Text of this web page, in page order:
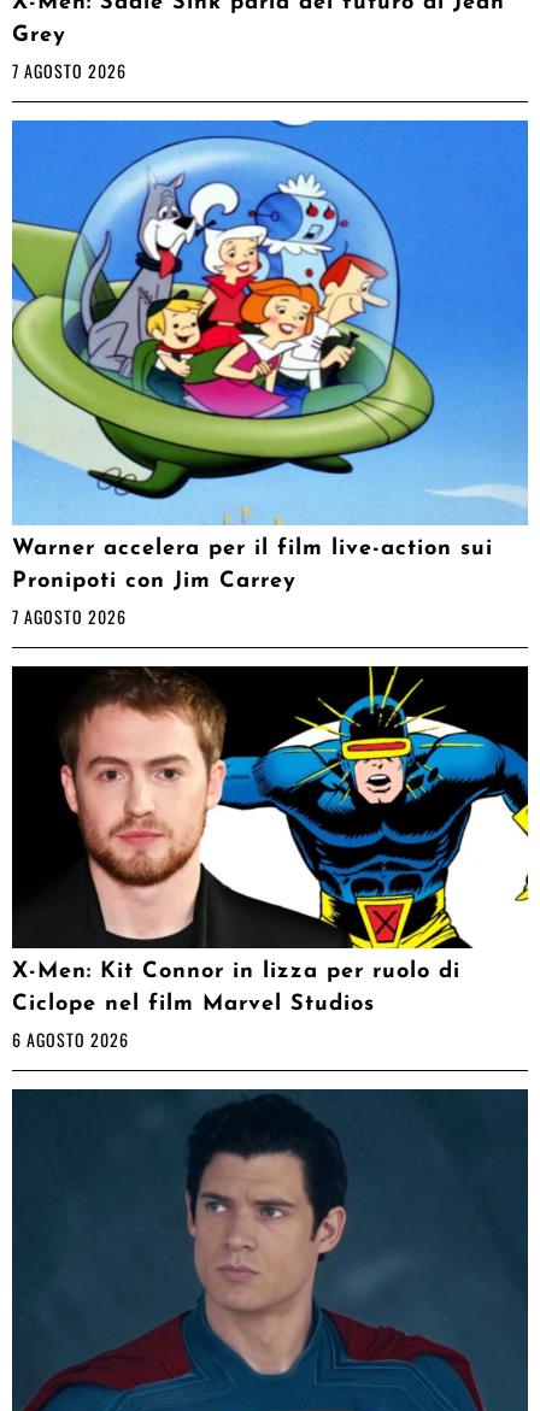
Grey
7 AGOSTO 2026
Warner accelera per il film live-action sui
Pronipoti con Jim Carrey
7 AGOSTO 2026
X-Men: Kit Connor in lizza per ruolo di
Ciclope nel film Marvel Studios
6 AGOSTO 2026